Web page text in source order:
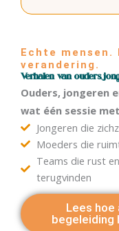
Echte mensen.
verandering.
Verhalen van ouders,
Ouders, jongeren
wat één sessie
Jongeren die
Moeders die
Teams die rust
terugvinden
Lees hoe
begeleiding